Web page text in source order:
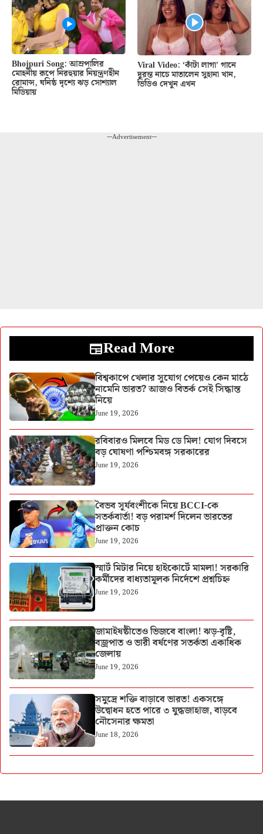
Bhojpuri Song: আম্রপালির
মোহনীয় রূপে নিরহুয়ার নিয়ন্ত্রণহীন
রোমান্স, ঘনিষ্ঠ দৃশ্যে ঝড় সোশ্যাল
মিডিয়ায়
Viral Video: ‘কাঁটা লাগা’ গানে
দুরন্ত নাচে মাতালেন সুহানা খান,
ভিডিও দেখুন এখন
---Advertisement---
Read More
বিশ্বকাপে খেলার সুযোগ পেয়েও কেন মাঠে
নামেনি ভারত? আজও বিতর্ক সেই সিদ্ধান্ত
নিয়ে
June 19, 2026
রবিবারও মিলবে মিড ডে মিল! যোগ দিবসে
বড় ঘোষণা পশ্চিমবঙ্গ সরকারের
June 19, 2026
বৈভব সূর্যবংশীকে নিয়ে BCCI-কে
সতর্কবার্তা! বড় পরামর্শ দিলেন ভারতের
প্রাক্তন কোচ
June 19, 2026
স্মার্ট মিটার নিয়ে হাইকোর্টে মামলা! সরকারি
কর্মীদের বাধ্যতামূলক নির্দেশে প্রশ্নচিহ্ন
June 19, 2026
জামাইষষ্ঠীতেও ভিজবে বাংলা! ঝড়-বৃষ্টি,
বজ্রপাত ও ভারী বর্ষণের সতর্কতা একাধিক
জেলায়
June 19, 2026
সমুদ্রে শক্তি বাড়াবে ভারত! একসঙ্গে
উদ্বোধন হতে পারে ৩ যুদ্ধজাহাজ, বাড়বে
নৌসেনার ক্ষমতা
June 18, 2026